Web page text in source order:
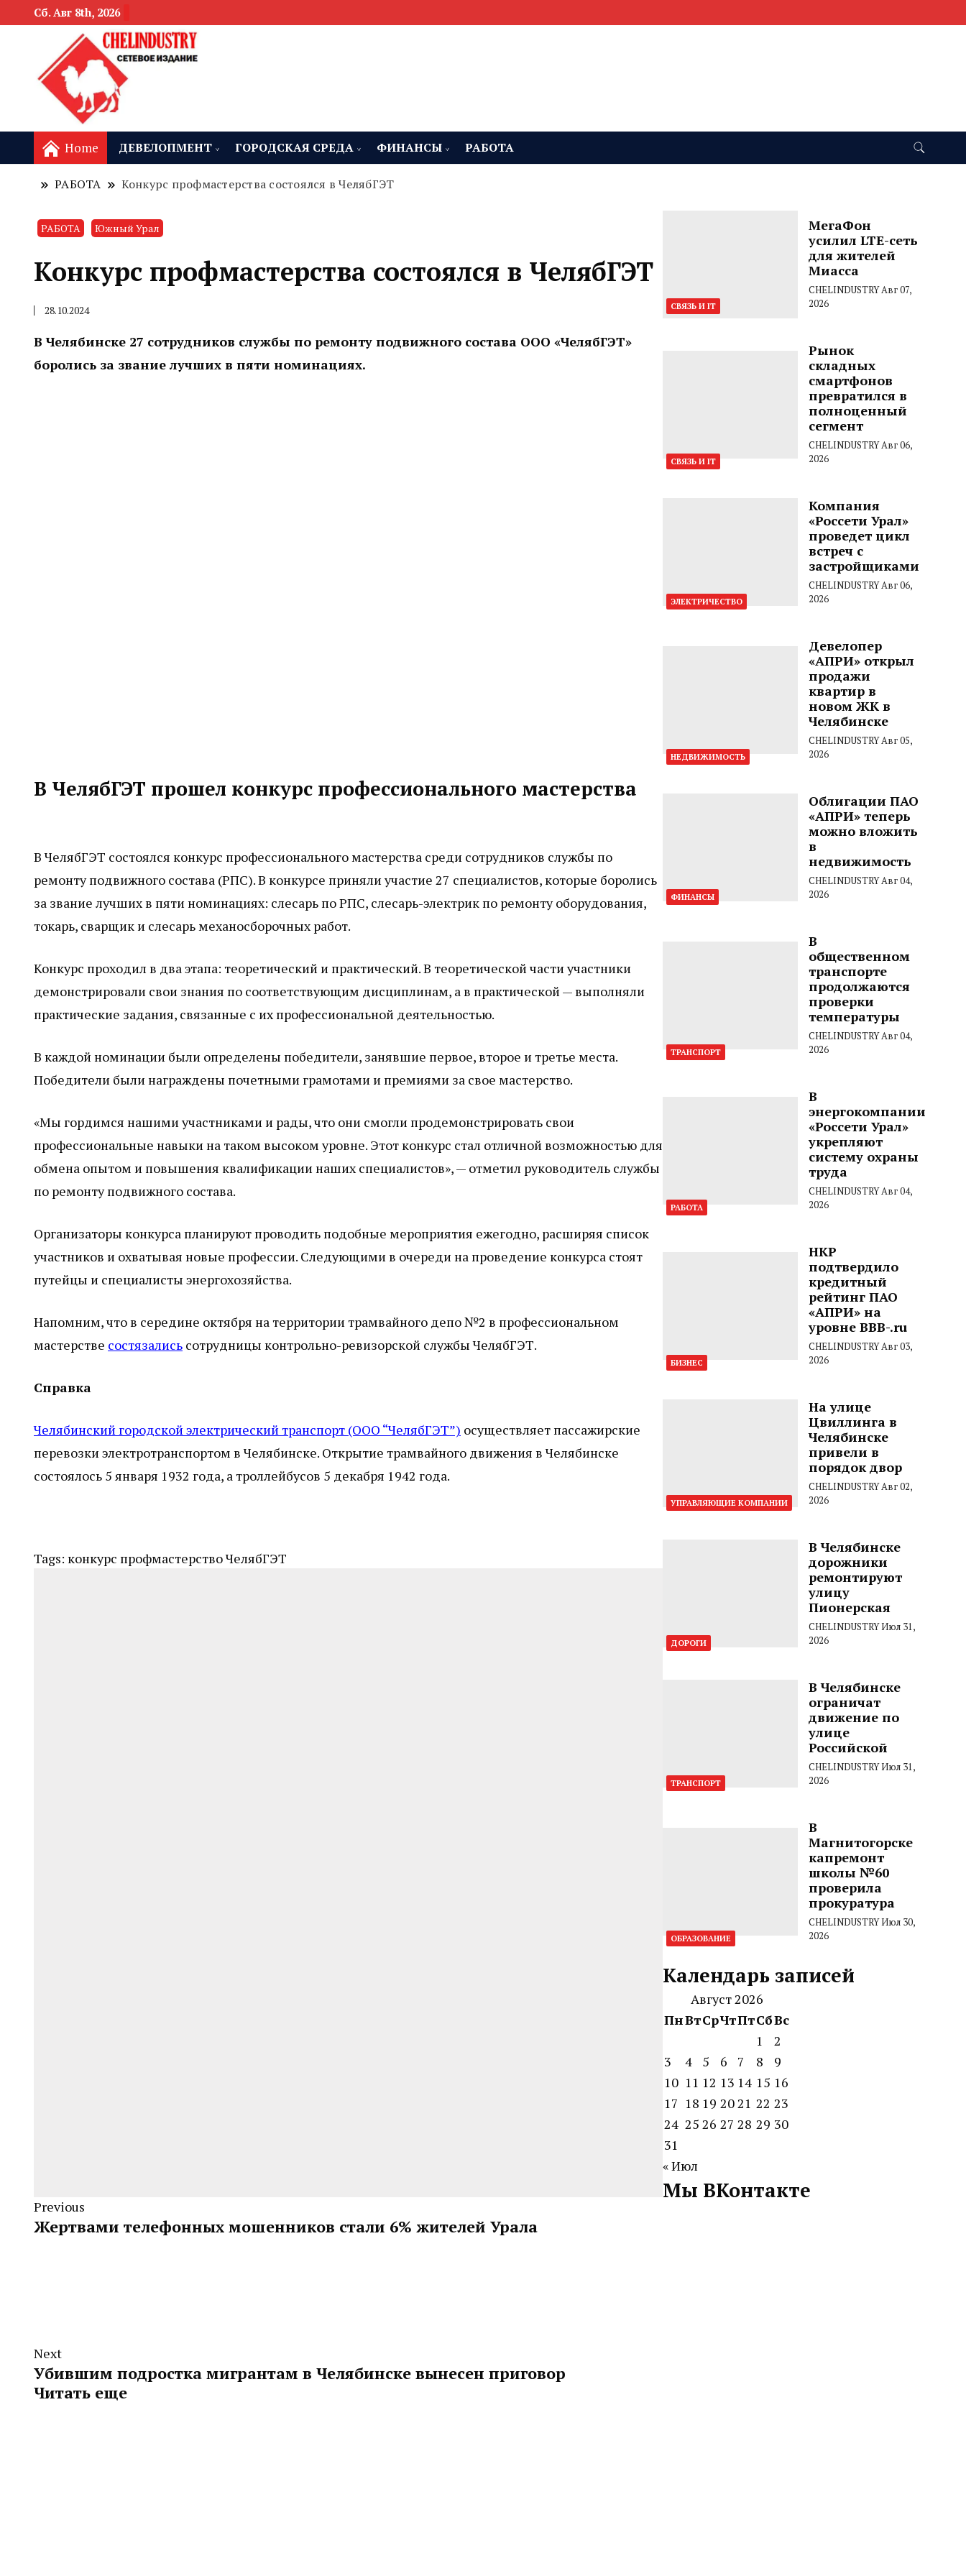
Сб. Авг 8th, 2026
Home ДЕВЕЛОПМЕНТ ГОРОДСКАЯ СРЕДА ФИНАНСЫ РАБОТА
РАБОТА Конкурс профмастерства состоялся в ЧелябГЭТ
РАБОТА Южный Урал
Конкурс профмастерства состоялся в ЧелябГЭТ
28.10.2024
В Челябинске 27 сотрудников службы по ремонту подвижного состава ООО «ЧелябГЭТ»
боролись за звание лучших в пяти номинациях.
В ЧелябГЭТ прошел конкурс профессионального мастерства
В ЧелябГЭТ состоялся конкурс профессионального мастерства среди сотрудников службы по
ремонту подвижного состава (РПС). В конкурсе приняли участие 27 специалистов, которые боролись
за звание лучших в пяти номинациях: слесарь по РПС, слесарь-электрик по ремонту оборудования,
токарь, сварщик и слесарь механосборочных работ.
Конкурс проходил в два этапа: теоретический и практический. В теоретической части участники
демонстрировали свои знания по соответствующим дисциплинам, а в практической — выполняли
практические задания, связанные с их профессиональной деятельностью.
В каждой номинации были определены победители, занявшие первое, второе и третье места.
Победители были награждены почетными грамотами и премиями за свое мастерство.
«Мы гордимся нашими участниками и рады, что они смогли продемонстрировать свои
профессиональные навыки на таком высоком уровне. Этот конкурс стал отличной возможностью для
обмена опытом и повышения квалификации наших специалистов», — отметил руководитель службы
по ремонту подвижного состава.
Организаторы конкурса планируют проводить подобные мероприятия ежегодно, расширяя список
участников и охватывая новые профессии. Следующими в очереди на проведение конкурса стоят
путейцы и специалисты энергохозяйства.
Напомним, что в середине октября на территории трамвайного депо №2 в профессиональном
мастерстве состязались сотрудницы контрольно-ревизорской службы ЧелябГЭТ.
Справка
Челябинский городской электрический транспорт (ООО “ЧелябГЭТ”) осуществляет пассажирские
перевозки электротранспортом в Челябинске. Открытие трамвайного движения в Челябинске
состоялось 5 января 1932 года, а троллейбусов 5 декабря 1942 года.
Tags: конкурс профмастерствоЧелябГЭТ
Previous
Жертвами телефонных мошенников стали 6% жителей Урала
Next
Убившим подростка мигрантам в Челябинске вынесен приговор
Читать еще
СВЯЗЬ И IT
МегаФон
усилил LTE-сеть
для жителей
Миасса
CHELINDUSTRYАвг 07,
2026
СВЯЗЬ И IT
Рынок
складных
смартфонов
превратился в
полноценный
сегмент
CHELINDUSTRYАвг 06,
2026
ЭЛЕКТРИЧЕСТВО
Компания
«Россети Урал»
проведет цикл
встреч с
застройщиками
CHELINDUSTRYАвг 06,
2026
НЕДВИЖИМОСТЬ
Девелопер
«АПРИ» открыл
продажи
квартир в
новом ЖК в
Челябинске
CHELINDUSTRYАвг 05,
2026
ФИНАНСЫ
Облигации ПАО
«АПРИ» теперь
можно вложить
в
недвижимость
CHELINDUSTRYАвг 04,
2026
ТРАНСПОРТ
В
общественном
транспорте
продолжаются
проверки
температуры
CHELINDUSTRYАвг 04,
2026
РАБОТА
В
энергокомпании
«Россети Урал»
укрепляют
систему охраны
труда
CHELINDUSTRYАвг 04,
2026
БИЗНЕС
НКР
подтвердило
кредитный
рейтинг ПАО
«АПРИ» на
уровне BBB-.ru
CHELINDUSTRYАвг 03,
2026
УПРАВЛЯЮЩИЕ КОМПАНИИ
На улице
Цвиллинга в
Челябинске
привели в
порядок двор
CHELINDUSTRYАвг 02,
2026
ДОРОГИ
В Челябинске
дорожники
ремонтируют
улицу
Пионерская
CHELINDUSTRYИюл 31,
2026
ТРАНСПОРТ
В Челябинске
ограничат
движение по
улице
Российской
CHELINDUSTRYИюл 31,
2026
ОБРАЗОВАНИЕ
В
Магнитогорске
капремонт
школы №60
проверила
прокуратура
CHELINDUSTRYИюл 30,
2026
Календарь записей
Август 2026
ПнВтСрЧтПтСбВс
1
2
3
4 5 6 7 8
9
10 11 12 13 14 15 16
17 18 19 2021 22 23
24 25 26 27 28 29 30
31
« Июл
Мы ВКонтакте